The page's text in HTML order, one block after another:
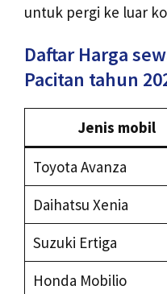
untuk pergi ke luar
Daftar Harga
Pacitan tahun
Jenis mobil
Toyota Avanza
Daihatsu Xenia
Suzuki Ertiga
Honda Mobilio